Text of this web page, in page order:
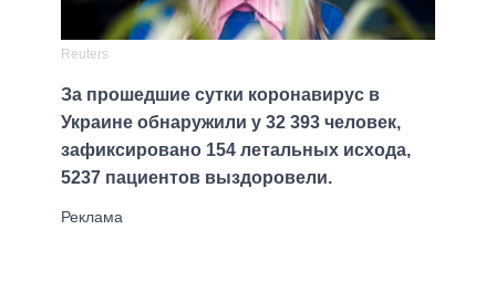
Reuters
За прошедшие сутки коронавирус в
Украине обнаружили у 32 393 человек,
зафиксировано 154 летальных исхода,
5237 пациентов выздоровели.